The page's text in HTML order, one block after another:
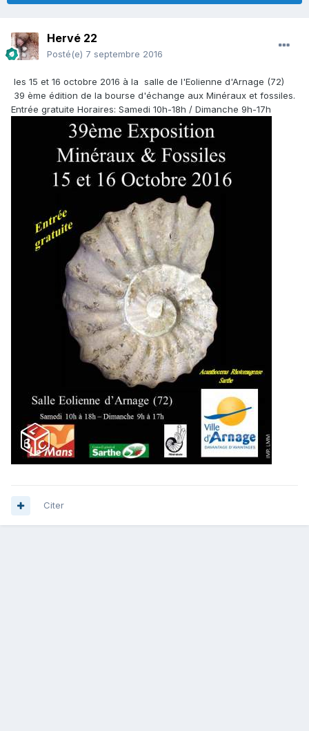
Hervé 22
Posté(e) 7 septembre 2016
les 15 et 16 octobre 2016 à la salle de l'Eolienne d'Arnage (72)
39 ème édition de la bourse d'échange aux Minéraux et fossiles.
Entrée gratuite Horaires: Samedi 10h-18h / Dimanche 9h-17h
Citer